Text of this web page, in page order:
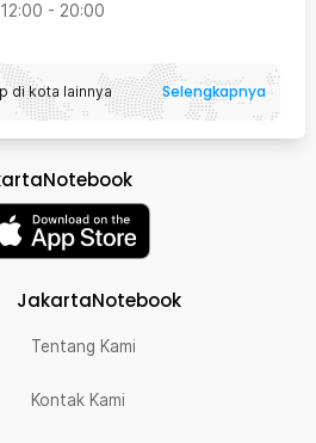
12:00 - 20:00
di kota lainnya Selengkapnya
JakartaNotebook
Tentang Kami
Kontak Kami